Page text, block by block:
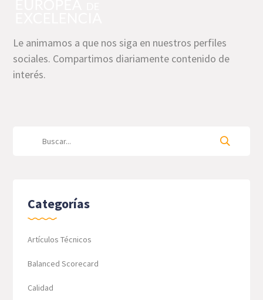
Le animamos a que nos siga en nuestros perfiles
sociales. Compartimos diariamente contenido de
interés.
Categorías
Artículos Técnicos
Balanced Scorecard
Calidad